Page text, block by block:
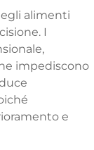
alimenti
I
impediscono
e